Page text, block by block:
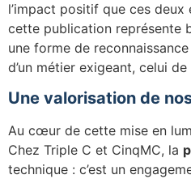
l’impact positif que ces
cette publication représente
une forme de
d’un métier exigeant, celui de
Une valorisation de
Au cœur de cette mise en
Chez Triple C et CinqMC, la
technique : c’est un